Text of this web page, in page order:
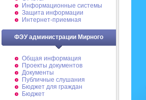
Информационные системы
Защита информации
Интернет-приемная
ФЭУ администрации Мирного
Общая информация
Проекты документов
Документы
Публичные слушания
Бюджет для граждан
Бюджет